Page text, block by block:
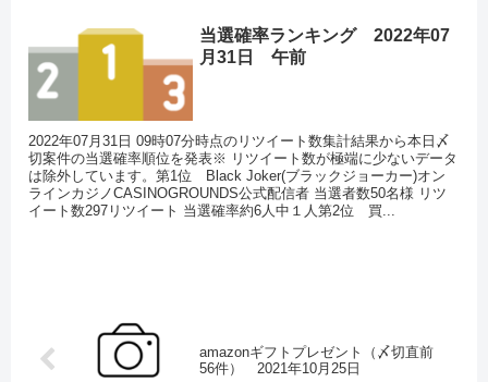
当選確率ランキング 2022年07
月31日 午前
2022年07月31日 09時07分時点のリツイート数集計結果から本日〆
切案件の当選確率順位を発表※ リツイート数が極端に少ないデータ
は除外しています。第1位 Black Joker(ブラックジョーカー)オン
ラインカジノCASINOGROUNDS公式配信者 当選者数50名様 リツ
イート数297リツイート 当選確率約6人中１人第2位 買...
amazonギフトプレゼント（〆切直前
56件） 2021年10月25日